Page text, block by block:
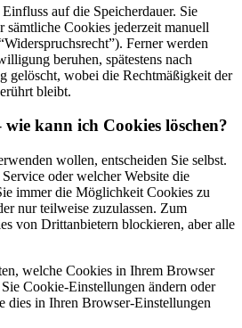
auf die Speicherdauer. Sie
sämtliche Cookies jederzeit manuell
Ferner werden
beruhen, spätestens nach
wobei die Rechtmäßigkeit der
bleibt.
kann ich Cookies löschen?
wollen, entscheiden Sie selbst.
oder welcher Website die
immer die Möglichkeit Cookies zu
nur teilweise zuzulassen. Zum
von Drittanbietern blockieren, aber alle
welche Cookies in Ihrem Browser
Cookie-Einstellungen ändern oder
dies in Ihren Browser-Einstellungen